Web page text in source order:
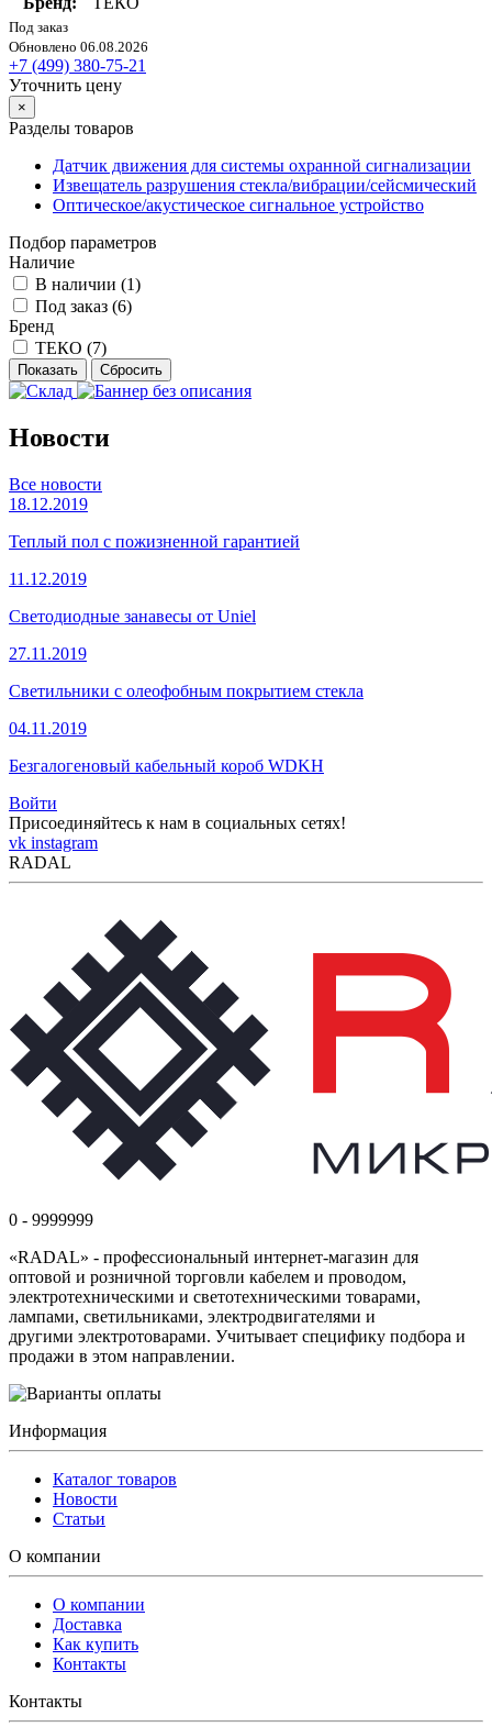
Под заказ
Обновлено 06.08.2026
+7 (499) 380-75-21
Уточнить цену
×
Разделы товаров
Датчик движения для системы охранной сигнализации
Извещатель разрушения стекла/вибрации/сейсмический
Оптическое/акустическое сигнальное устройство
Подбор параметров
Наличие
В наличии (1)
Под заказ (6)
Бренд
ТЕКО (7)
Новости
Все новости
18.12.2019
Теплый пол с пожизненной гарантией
11.12.2019
Светодиодные занавесы от Uniel
27.11.2019
Светильники с олеофобным покрытием стекла
04.11.2019
Безгалогеновый кабельный короб WDKH
Войти
Присоединяйтесь к нам в социальных сетях!
vk instagram
RADAL
0 - 9999999
«RADAL» - профессиональный интернет-магазин для
оптовой и розничной торговли кабелем и проводом,
электротехническими и светотехническими товарами,
лампами, светильниками, электродвигателями и
другими электротоварами. Учитывает специфику подбора и
продажи в этом направлении.
Информация
Каталог товаров
Новости
Статьи
О компании
О компании
Доставка
Как купить
Контакты
Контакты